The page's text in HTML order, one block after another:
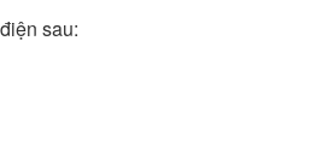
sau: